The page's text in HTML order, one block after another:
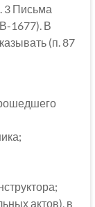
3 Письма
1677). В
(п. 87
актов), в